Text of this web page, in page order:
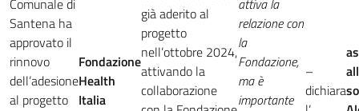
Comunale di
Santena ha
approvato il
rinnovo
dell’adesione
al progetto
Fondazione
Health
Italia
già aderito al
progetto
nell’ottobre 2024,
attivando la
collaborazione
attiva la
relazione con
la
Fondazione,
ma è
importante
–
dichiara